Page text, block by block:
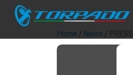
Home / News /